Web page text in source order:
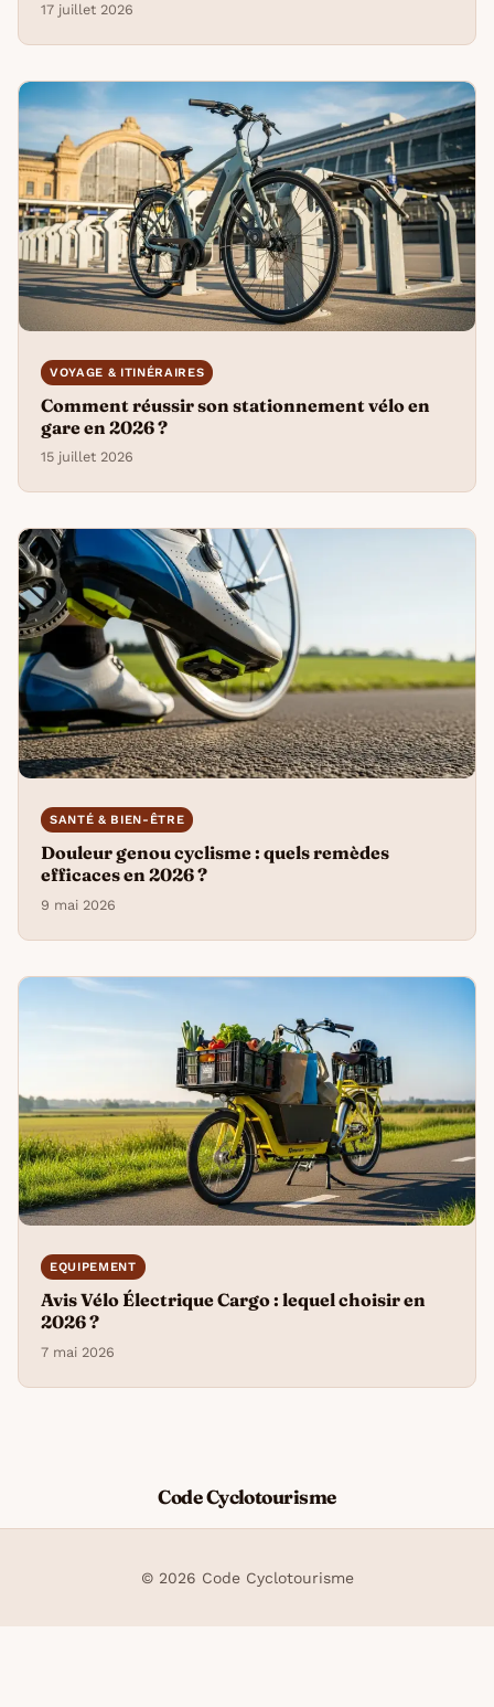
17 juillet 2026
VOYAGE & ITINÉRAIRES
Comment réussir son stationnement vélo en
gare en 2026 ?
15 juillet 2026
SANTÉ & BIEN-ÊTRE
Douleur genou cyclisme : quels remèdes
efficaces en 2026 ?
9 mai 2026
EQUIPEMENT
Avis Vélo Électrique Cargo : lequel choisir en
2026 ?
7 mai 2026
Code Cyclotourisme
© 2026 Code Cyclotourisme